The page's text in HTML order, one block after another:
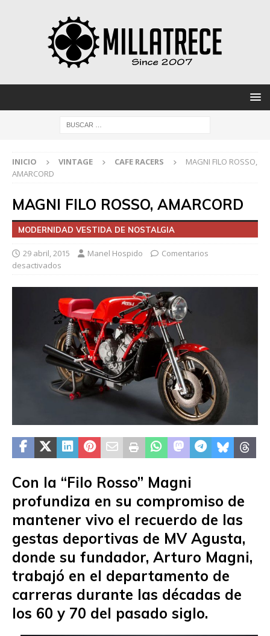
INICIO VINTAGE CAFE RACERS
MAGNI FILO ROSSO,
AMARCORD
MAGNI FILO ROSSO, AMARCORD
MODERNIDAD VESTIDA DE NOSTALGIA
29 abril, 2015 Manel Hospido
Comentarios
desactivados
Con la “Filo Rosso” Magni
profundiza en su compromiso de
mantener vivo el recuerdo de las
gestas deportivas de MV Agusta,
donde su fundador, Arturo Magni,
trabajó en el departamento de
carreras durante las décadas de
los 60 y 70 del pasado siglo.